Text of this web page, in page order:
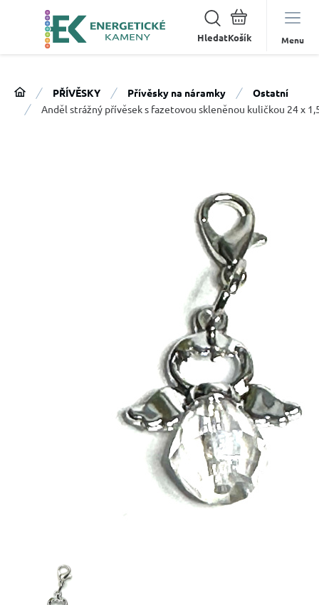
Hledat Menu
PŘÍVĚSKY Přívěsky na náramky
Ostatní
Anděl strážný přívěsek s fazetovou skleněnou kuličkou 24 x